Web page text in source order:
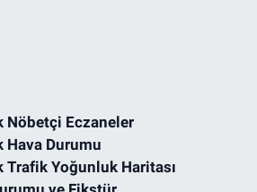
Nöbetçi Eczaneler
Hava Durumu
Trafik Yoğunluk Haritası